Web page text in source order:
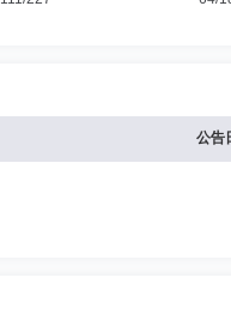
公告